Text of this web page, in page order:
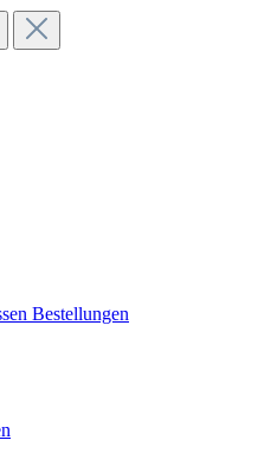
Bestellungen